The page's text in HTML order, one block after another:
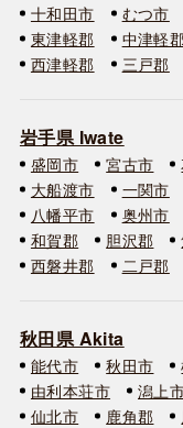
十和田市
むつ市
東津軽郡
中津軽
西津軽郡
三戸郡
岩手県 Iwate
盛岡市 宮古市
大船渡市
一関市
八幡平市
奥州市
和賀郡
胆沢郡
西磐井郡
二戸郡
秋田県 Akita
能代市 秋田市
由利本荘市
潟上
仙北市
鹿角郡